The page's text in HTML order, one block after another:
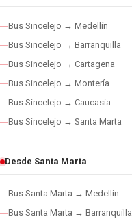
Bus Sincelejo → Medellín
Bus Sincelejo → Barranquilla
Bus Sincelejo → Cartagena
Bus Sincelejo → Montería
Bus Sincelejo → Caucasia
Bus Sincelejo → Santa Marta
Desde Santa Marta
Bus Santa Marta → Medellín
Bus Santa Marta → Barranquilla